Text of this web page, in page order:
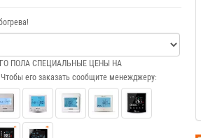
ПОЛА СПЕЦИАЛЬНЫЕ ЦЕНЫ НА
его заказать сообщите менежджеру: